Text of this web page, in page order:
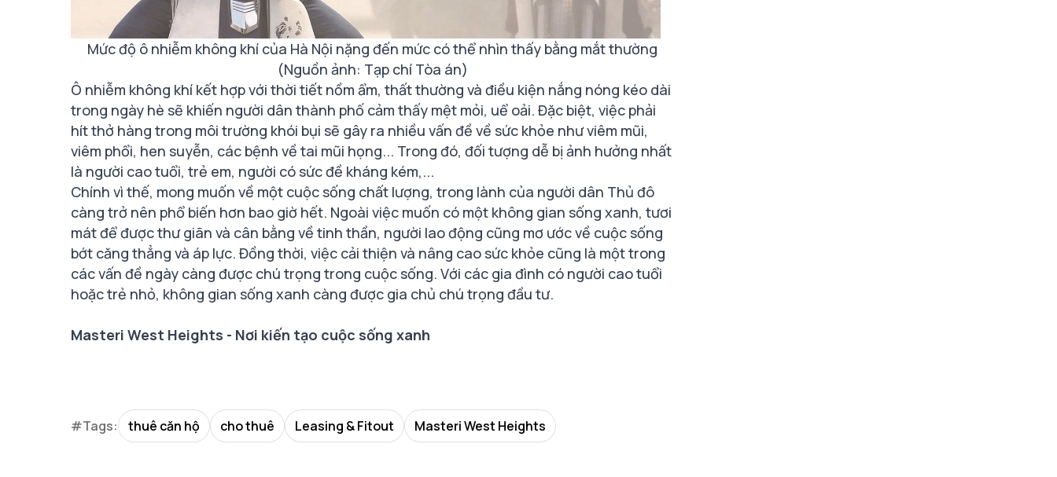
Mức độ ô nhiễm không khí của Hà Nội nặng đến mức có thể nhìn thấy bằng mắt thường
(Nguồn ảnh: Tạp chí Tòa án)
Ô nhiễm không khí kết hợp với thời tiết nồm ẩm, thất thường và điều kiện nắng nóng kéo dài
trong ngày hè sẽ khiến người dân thành phố cảm thấy mệt mỏi, uể oải. Đặc biệt, việc phải
hít thở hàng trong môi trường khói bụi sẽ gây ra nhiều vấn đề về sức khỏe như viêm mũi,
viêm phổi, hen suyễn, các bệnh về tai mũi họng... Trong đó, đối tượng dễ bị ảnh hưởng nhất
là người cao tuổi, trẻ em, người có sức đề kháng kém,...
Chính vì thế, mong muốn về một cuộc sống chất lượng, trong lành của người dân Thủ đô
càng trở nên phổ biến hơn bao giờ hết. Ngoài việc muốn có một không gian sống xanh, tươi
mát để được thư giãn và cân bằng về tinh thần, người lao động cũng mơ ước về cuộc sống
bớt căng thẳng và áp lực. Đồng thời, việc cải thiện và nâng cao sức khỏe cũng là một trong
các vấn đề ngày càng được chú trọng trong cuộc sống. Với các gia đình có người cao tuổi
hoặc trẻ nhỏ, không gian sống xanh càng được gia chủ chú trọng đầu tư.
Masteri West Heights - Nơi kiến tạo cuộc sống xanh
#Tags: thuê căn hộ cho thuê Leasing & Fitout Masteri West Heights